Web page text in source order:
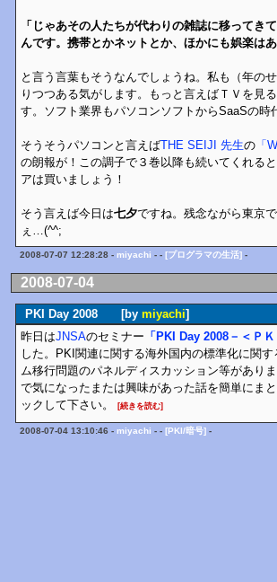
「じゃあその人たちが代わりの雑誌に移ってき
んです。携帯とかネットとか、ほかにも娯楽はあ
と言う言葉もそうなんでしょうね。私も（年の
りつつある気がします。もっと言えばＴＶを見
す。ソフト業界もパソコンソフトからSaaSの時
そうそうパソコンと言えばTHE SEIJI 先生の 「
の朗報が！この調子で３巻以降も続いてくれる
アは買いましょう！
そう言えば今日は七夕ですね。残念ながら東京
ぇ…(^^;
2008-07-07 12:28:28 - miyachi - - [プログラマの生活] -
2008-07-04
PKI Day 2008 [by miyachi]
昨日はJNSAのセミナー 「PKI Day 2008－＜Ｐ
した。PKI関連に関する海外国内の標準化に関
ム移行問題のパネルディスカッション等があり
で気になったまたは興味があった話を簡単にま
ックして下さい。
[続きを読む]
2008-07-04 13:10:46 - miyachi - - [PKI/暗号] -